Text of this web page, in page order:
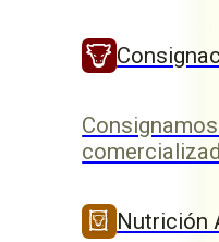
Nutrición